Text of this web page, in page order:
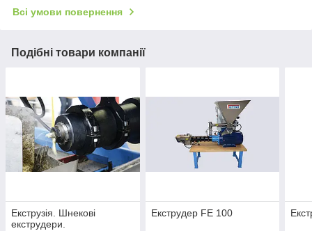
Всі умови повернення
Подібні товари компанії
Екструзія. Шнекові
екструдери.
Екструдер FE 100